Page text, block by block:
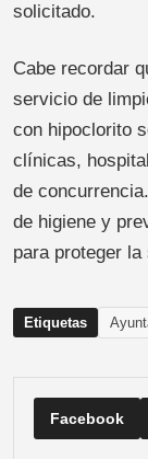
solicitado.
Cabe recordar
servicio de
con hipoclorito
clínicas,
de
de higiene y
para proteger
Etiquetas
Facebook